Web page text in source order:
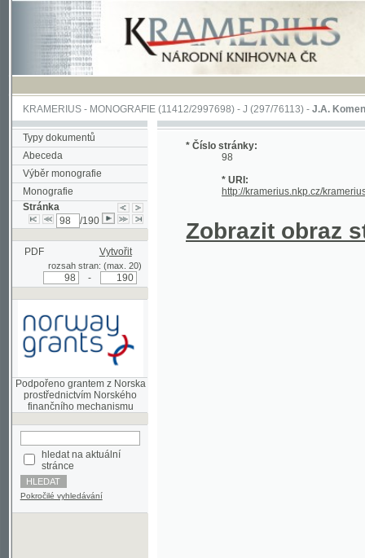
KRAMERIUS-MONOGRAFIE(11412/2997698) -J (297/76113)-J.A. Komenského
Typy dokumentů
Abeceda
Výběr monografie
Monografie
Stránka
/190
PDF Vytvořit
rozsah stran: (max. 20)
Podpořeno grantem z Norska
prostřednictvím Norského
hledat na aktuální
stránce
Pokročilé vyhledávání
* Číslo stránky:
98
* URI:
http://kramerius.nkp.cz/kramerius/